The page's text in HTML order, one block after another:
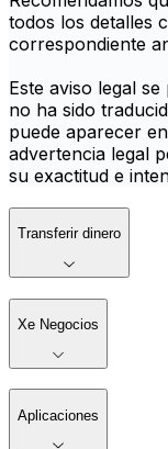
todos los detalles
correspondiente
Este aviso legal
no ha sido
puede aparecer
advertencia legal
su exactitud e
Transferir dinero
Xe Negocios
Aplicaciones